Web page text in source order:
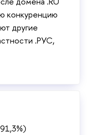
конкуренцию
другие
.РУС,